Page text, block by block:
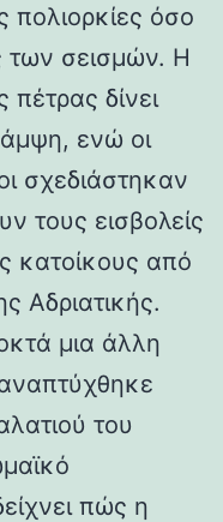
πολιορκίες όσο
των σεισμών. Η
δίνει
ενώ οι
σχεδιάστηκαν
τους εισβολείς
κατοίκους από
Αδριατικής.
μια άλλη
του
πώς η